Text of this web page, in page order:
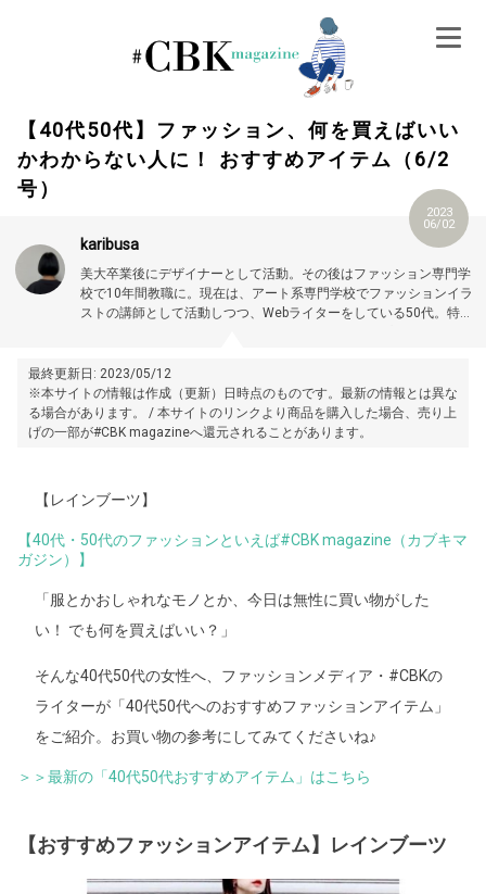
【40代50代】ファッション、何を買えばいい
かわからない人に！ おすすめアイテム（6/2
号）
2023
06/02
karibusa
美大卒業後にデザイナーとして活動。その後はファッション専門学
校で10年間教職に。現在は、アート系専門学校でファッションイラ
ストの講師として活動しつつ、Webライターをしている50代。特に
最終更新日: 2023/05/12
※本サイトの情報は作成（更新）日時点のものです。最新の情報とは異な
る場合があります。 / 本サイトのリンクより商品を購入した場合、売り上
げの一部が#CBK magazineへ還元されることがあります。
【レインブーツ】
【40代・50代のファッションといえば#CBK magazine（カブキマ
ガジン）】
「服とかおしゃれなモノとか、今日は無性に買い物がした
い！ でも何を買えばいい？」
そんな40代50代の女性へ、ファッションメディア・#CBKの
ライターが「40代50代へのおすすめファッションアイテム」
をご紹介。お買い物の参考にしてみてくださいね♪
＞＞最新の「40代50代おすすめアイテム」はこちら
【おすすめファッションアイテム】レインブーツ